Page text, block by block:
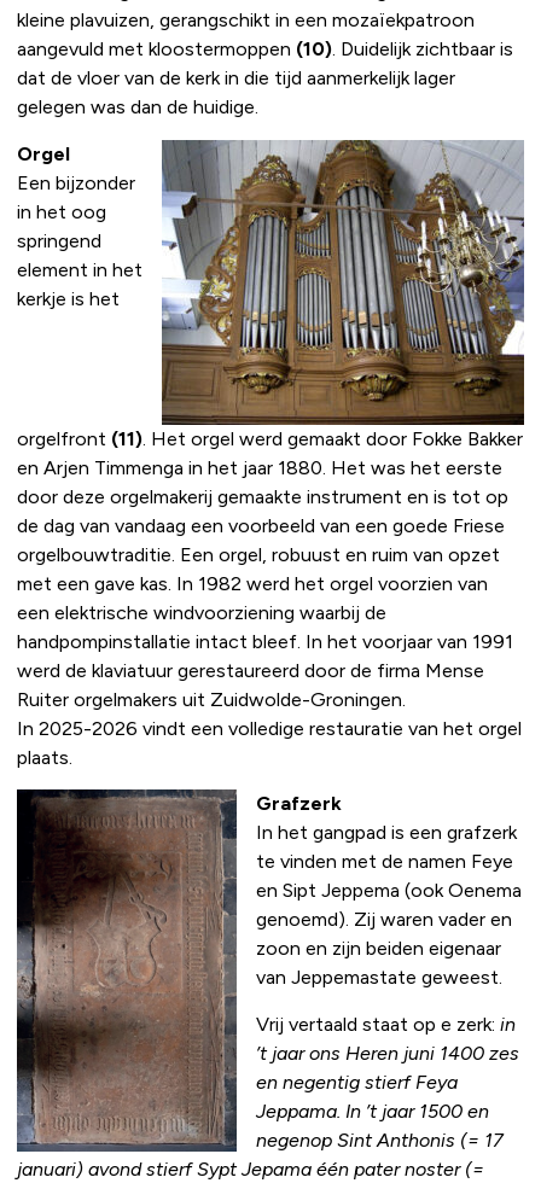
kleine plavuizen, gerangschikt in een mozaïekpatroon
aangevuld met kloostermoppen (10). Duidelijk zichtbaar is
dat de vloer van de kerk in die tijd aanmerkelijk lager
gelegen was dan de huidige.
Orgel
Een bijzonder
in het oog
springend
element in het
kerkje is het
orgelfront (11). Het orgel werd gemaakt door Fokke Bakker
en Arjen Timmenga in het jaar 1880. Het was het eerste
door deze orgelmakerij gemaakte instrument en is tot op
de dag van vandaag een voorbeeld van een goede Friese
orgelbouwtraditie. Een orgel, robuust en ruim van opzet
met een gave kas. In 1982 werd het orgel voorzien van
een elektrische windvoorziening waarbij de
handpompinstallatie intact bleef. In het voorjaar van 1991
werd de klaviatuur gerestaureerd door de firma Mense
Ruiter orgelmakers uit Zuidwolde-Groningen.
In 2025-2026 vindt een volledige restauratie van het orgel
plaats.
Grafzerk
In het gangpad is een grafzerk
te vinden met de namen Feye
en Sipt Jeppema (ook Oenema
genoemd). Zij waren vader en
zoon en zijn beiden eigenaar
van Jeppemastate geweest.
Vrij vertaald staat op e zerk: in
’t jaar ons Heren juni 1400 zes
en negentig stierf Feya
Jeppama. In ’t jaar 1500 en
negenop Sint Anthonis (= 17
januari) avond stierf Sypt Jepama één pater noster (=